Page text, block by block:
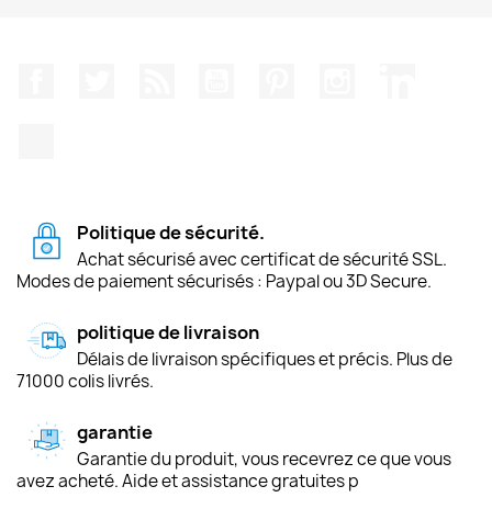
Politique de sécurité.
Achat sécurisé avec certificat de sécurité SSL.
Modes de paiement sécurisés : Paypal ou 3D Secure.
politique de livraison
Délais de livraison spécifiques et précis. Plus de
71000 colis livrés.
garantie
Garantie du produit, vous recevrez ce que vous
avez acheté. Aide et assistance gratuites p